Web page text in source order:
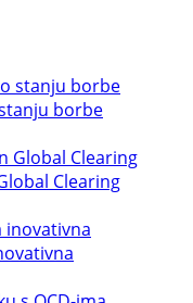
borbe
Clearing